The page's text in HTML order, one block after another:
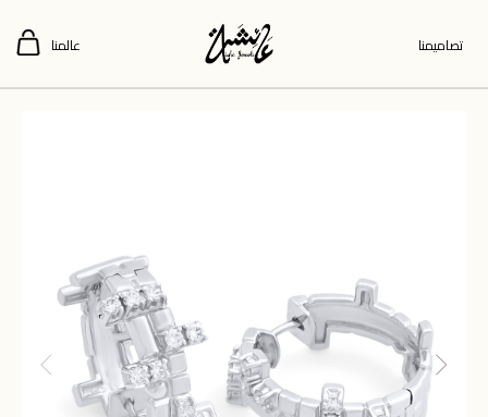
تصاميمنا عالمنا